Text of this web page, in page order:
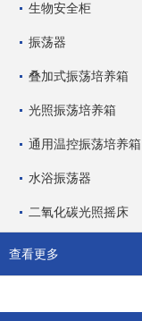
生物安全柜
振荡器
叠加式振荡培养箱
光照振荡培养箱
通用温控振荡培养箱
水浴振荡器
二氧化碳光照摇床
查看更多